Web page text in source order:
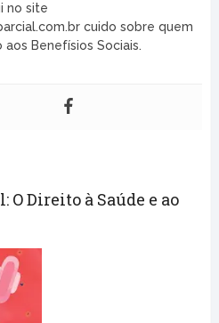
no site
cuido sobre quem
Benefísios Sociais.
Direito à Saúde e ao